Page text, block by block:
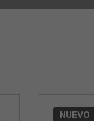
NUEVO